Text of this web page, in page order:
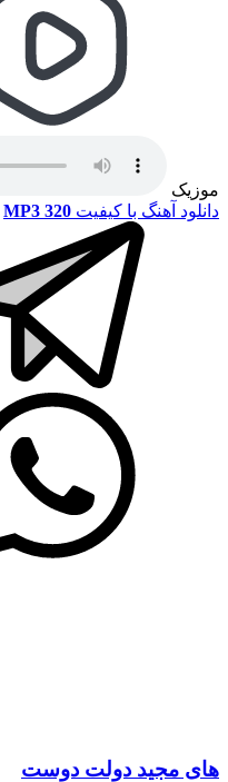
موزیک
دانلود آهنگ با کیفیت MP3 320
های مجید دولت دوست